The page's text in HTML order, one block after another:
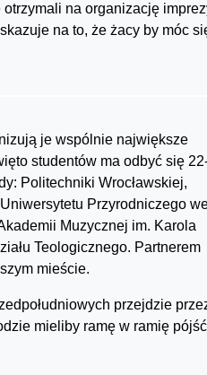
na organizację
na to, że żacy by móc
je wspólnie największe
studentów ma odbyć się
Politechniki Wrocławskiej,
Przyrodniczego
Muzycznej im. Karola
Teologicznego. Partnerem
mieście.
przejdzie
mieliby ramę w ramię pójść